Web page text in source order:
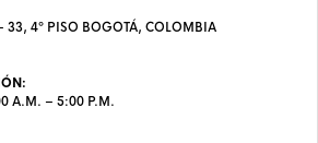
33, 4º PISO BOGOTÁ, COLOMBIA
A.M. – 5:00 P.M.